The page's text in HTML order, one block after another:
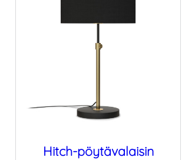
Hitch-pöytävalaisin